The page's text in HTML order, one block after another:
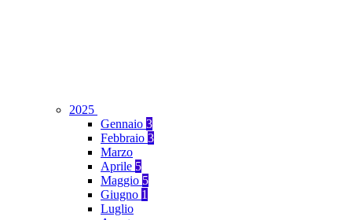
2025
Gennaio 3
Febbraio 3
Marzo
Aprile 5
Maggio 5
Giugno 1
Luglio